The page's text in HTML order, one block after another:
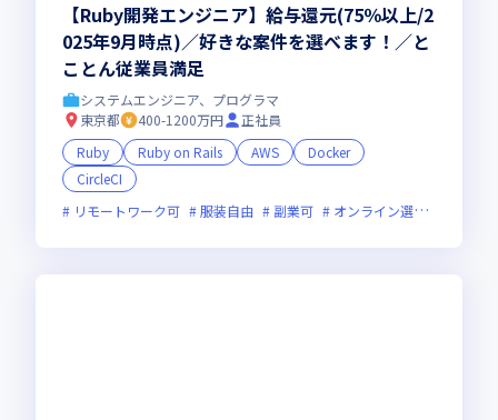
【Ruby開発エンジニア】給与還元(75％以上/2
025年9月時点)／好きな案件を選べます！／と
ことん従業員満足
システムエンジニア、プログラマ
東京都
400-1200万円
正社員
Ruby
Ruby on Rails AWS
Docker
CircleCI
リモートワーク可
服装自由 副業可 オンライン選考可